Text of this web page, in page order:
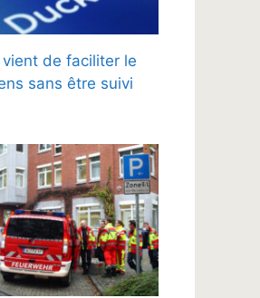
vient de faciliter le
sans être suivi